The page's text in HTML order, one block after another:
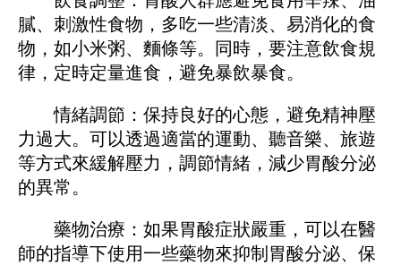
膩、刺激性食物，多吃一些清淡、易消化的食
物，如小米粥、麵條等。同時，要注意飲食規
律，定時定量進食，避免暴飲暴食。
情緒調節：保持良好的心態，避免精神壓
力過大。可以透過適當的運動、聽音樂、旅遊
等方式來緩解壓力，調節情緒，減少胃酸分泌
的異常。
藥物治療：如果胃酸症狀嚴重，可以在醫
師的指導下使用一些藥物來抑制胃酸分泌、保